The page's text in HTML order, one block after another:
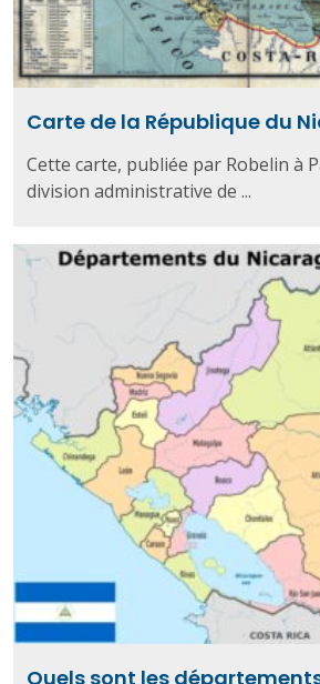
Carte de la République du
Cette carte, publiée par Robelin à
division administrative de ...
Quels sont les